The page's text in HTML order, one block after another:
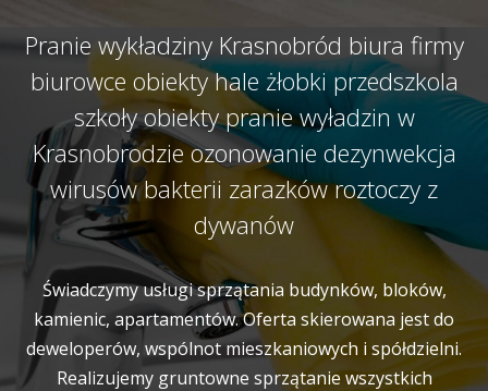
Pranie wykładziny Krasnobród biura firmy
biurowce obiekty hale żłobki przedszkola
szkoły obiekty pranie wyładzin w
Krasnobrodzie ozonowanie dezynwekcja
wirusów bakterii zarazków roztoczy z
dywanów
Świadczymy usługi sprzątania budynków, bloków,
kamienic, apartamentów. Oferta skierowana jest do
deweloperów, wspólnot mieszkaniowych i spółdzielni.
Realizujemy gruntowne sprzątanie wszystkich